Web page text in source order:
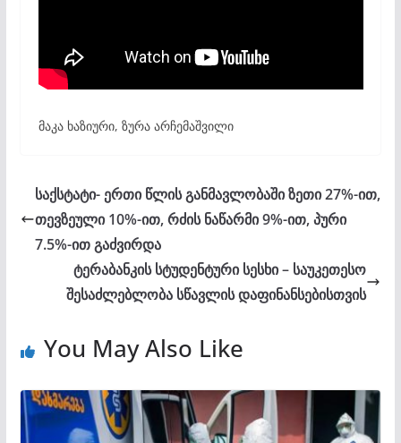
მაკა ხაზიური, ზურა არჩემაშვილი
საქსტატი- ერთი წლის განმავლობაში ზეთი 27%-ით,
თევზეული 10%-ით, რძის ნაწარმი 9%-ით, პური
7.5%-ით გაძვირდა
ტერაბანკის სტუდენტური სესხი – საუკეთესო
შესაძლებლობა სწავლის დაფინანსებისთვის
You May Also Like